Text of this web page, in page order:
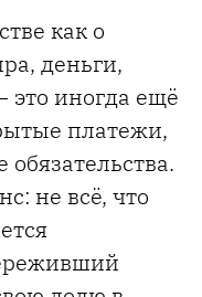
как о
деньги,
это иногда ещё
платежи,
не всё, что